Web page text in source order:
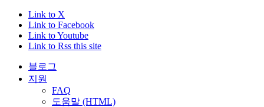
Link to X
Link to Facebook
Link to Youtube
Link to Rss this site
블로그
지원
FAQ
도움말 (HTML)